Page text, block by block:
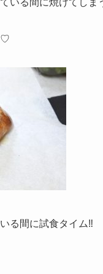
いる間に焼けてしま
♡
る間に試食タイム‼︎